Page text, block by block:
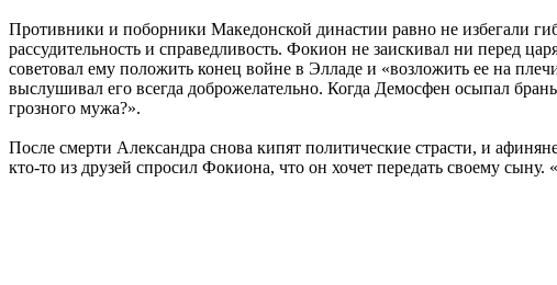
Противники и поборники Македонской династии равно не избегали
рассудительность и справедливость. Фокион не заискивал ни перед
советовал ему положить конец войне в Элладе и «возложить ее на
выслушивал его всегда доброжелательно. Когда Демосфен осыпал
грозного мужа?».
После смерти Александра снова кипят политические страсти, и
кто-то из друзей спросил Фокиона, что он хочет передать своему